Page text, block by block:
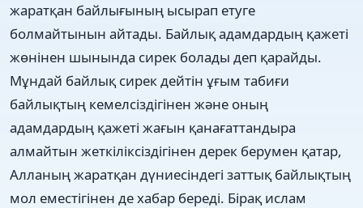
жаратқан байлығының ысырап етуге
болмайтынын айтады. Байлық адамдардың қажеті
жөнінен шынында сирек болады деп қарайды.
Мұндай байлық сирек дейтін ұғым табиғи
байлықтың кемелсіздігінен және оның
адамдардың қажеті жағын қанағаттандыра
алмайтын жеткіліксіздігінен дерек берумен қатар,
Алланың жаратқан дүниесіндегі заттық байлықтың
мол еместігінен де хабар береді. Бірақ ислам